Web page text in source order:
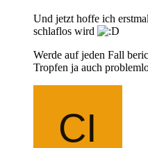
Und jetzt hoffe ich
schlaflos wird
Werde auf jeden Fall
Tropfen ja auch